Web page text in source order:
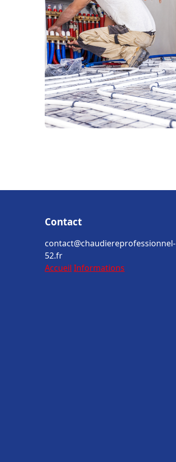
Contact
contact@chaudiereprofessionnel-
52.fr
Accueil Informations